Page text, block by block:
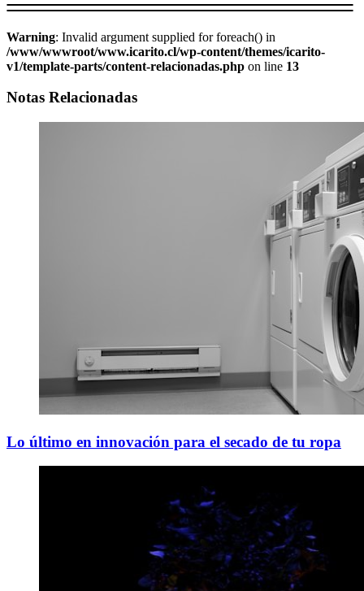
Warning: Invalid argument supplied for foreach() in
/www/wwwroot/www.icarito.cl/wp-content/themes/icarito-
v1/template-parts/content-relacionadas.php on line 13
Notas Relacionadas
Lo último en innovación para el secado de tu ropa